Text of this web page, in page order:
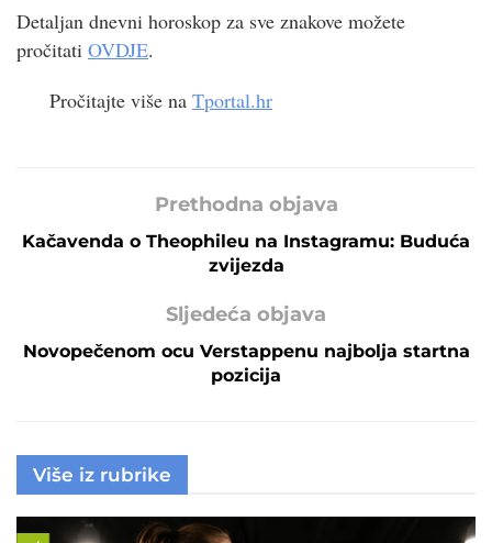
Detaljan dnevni horoskop za sve znakove možete
pročitati OVDJE.
Pročitajte više na Tportal.hr
Prethodna objava
Kačavenda o Theophileu na Instagramu: Buduća
zvijezda
Sljedeća objava
Novopečenom ocu Verstappenu najbolja startna
pozicija
Više iz rubrike